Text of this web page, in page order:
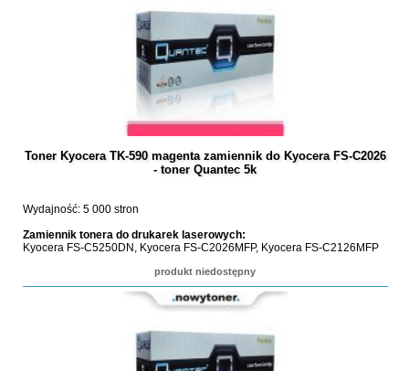
Toner Kyocera TK-590 magenta zamiennik do Kyocera FS-C2026
- toner Quantec 5k
Wydajność: 5 000 stron
Zamiennik tonera do drukarek laserowych:
Kyocera FS-C5250DN, Kyocera FS-C2026MFP, Kyocera FS-C2126MFP
produkt niedostępny